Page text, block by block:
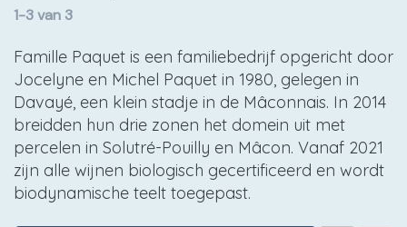
1-3van 3
Famille Paquet is een familiebedrijf opgericht door
Jocelyne en Michel Paquet in 1980, gelegen in
Davayé, een klein stadje in de Mâconnais. In 2014
breidden hun drie zonen het domein uit met
percelen in Solutré-Pouilly en Mâcon. Vanaf 2021
zijn alle wijnen biologisch gecertificeerd en wordt
biodynamische teelt toegepast.